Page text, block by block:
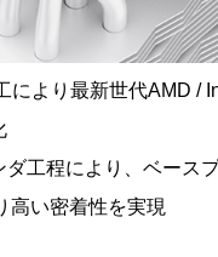
により最新世代AMD /
ダ工程により、ベース
高い密着性を実現